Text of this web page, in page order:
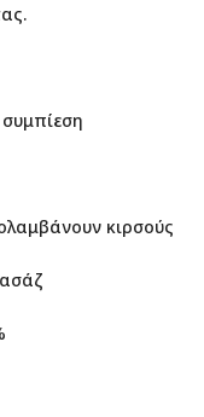
κιρσούς